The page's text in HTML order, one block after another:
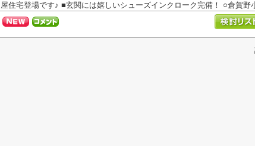
屋住宅登場です♪ ■玄関には嬉しいシューズインクローク完備！ ○倉賀野